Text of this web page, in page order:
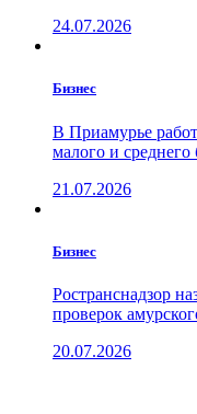
24.07.2026
Бизнес
В Приамурье
малого и среднего
21.07.2026
Бизнес
Ространснадзор
проверок
20.07.2026